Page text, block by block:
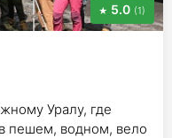
5.0 (1)
Уралу, где
пешем, водном, вело